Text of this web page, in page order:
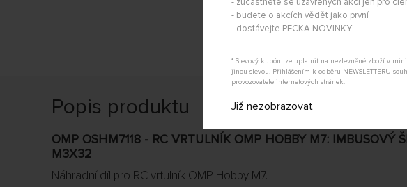
- budete o akcích vědět jako první
- dostávejte PECKA NOVINKY
* Slevový kupón lze uplatnit na nezlevněné zboží v
jinou slevou. Přihlášením k odběru NEWSLETTERU
provozovatele internetových stránek.
Již nezobrazovat
Popis produktu
OMP OSHM7118 - RC VRTULNÍK OMP HOBBY M7: IMBUSOVÝ
M3X32
Náhradní díl pro RC vrtulník OMP Hobby M7.